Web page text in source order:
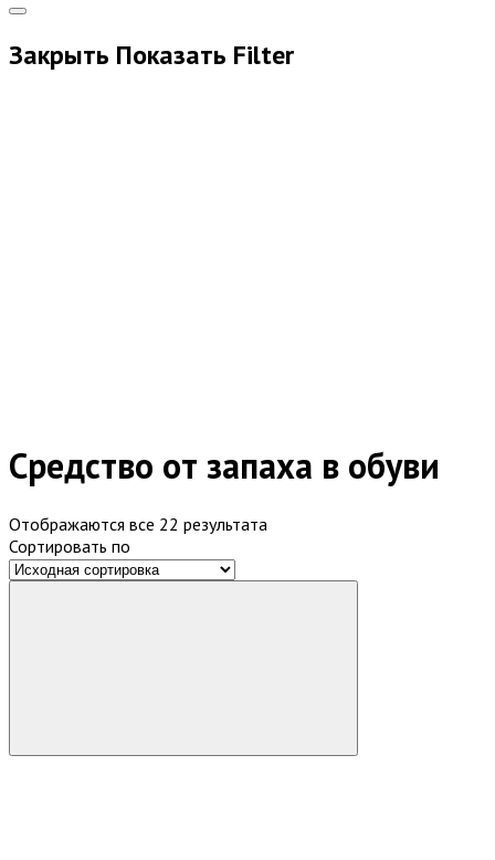
Закрыть Показать Filter
Средство от запаха в обуви
Отображаются все 22 результата
Сортировать по